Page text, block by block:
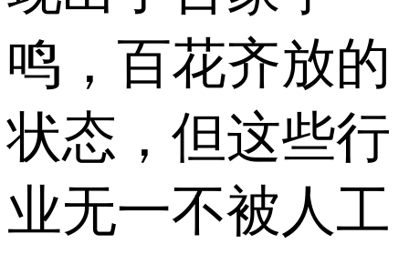
鸣，百花齐放的
状态，但这些行
业无一不被人工